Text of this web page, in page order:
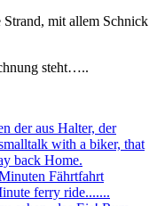
mit allem Schnick
steht…..